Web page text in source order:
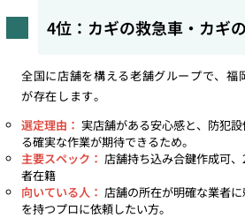
4位：カギの救急車・カギ
全国に店舗を構える老舗グループで、福
が存在します。
選定理由： 実店舗がある安心感と、防犯
る確実な作業が期待できるため。
主要スペック： 店舗持ち込み合鍵作成可
者在籍
向いている人： 店舗の所在が明確な業者
を持つプロに依頼したい方。